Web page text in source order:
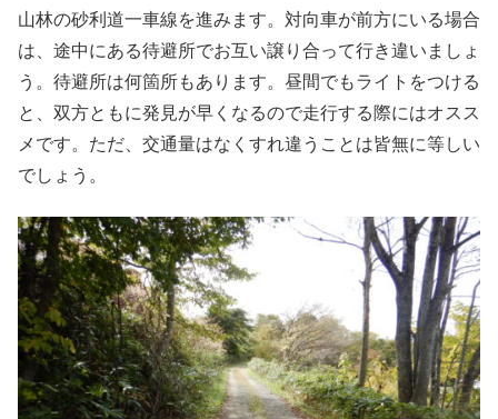
山林の砂利道一車線を進みます。対向車が前方にいる場合
は、途中にある待避所でお互い譲り合って行き違いましょ
う。待避所は何箇所もあります。昼間でもライトをつける
と、双方ともに発見が早くなるので走行する際にはオスス
メです。ただ、交通量はなくすれ違うことは皆無に等しい
でしょう。